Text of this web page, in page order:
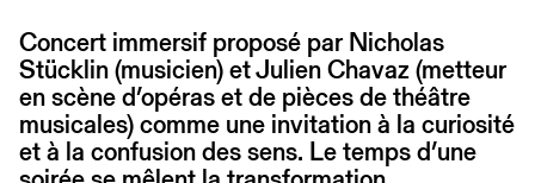
Concert immersif proposé par Nicholas
Stücklin (musicien) et Julien Chavaz (metteur
en scène d’opéras et de pièces de théâtre
musicales) comme une invitation à la curiosité
et à la confusion des sens. Le temps d’une